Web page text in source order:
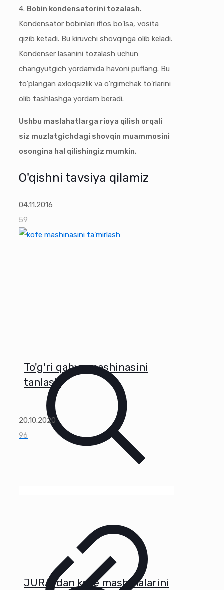
4. Bobin kondensatorini tozalash.
Kondensator bobinlari iflos bo'lsa, vosita
qizib ketadi. Bu kiruvchi shovqinga olib keladi.
Kondenser lasanini tozalash uchun
changyutgich yordamida havoni puflang. Bu
to'plangan axloqsizlik va o'rgimchak to'rlarini
olib tashlashga yordam beradi.
Ushbu maslahatlarga rioya qilish orqali
siz muzlatgichdagi shovqin muammosini
osongina hal qilishingiz mumkin.
O'qishni tavsiya qilamiz
04.11.2016
59
To'g'ri qahva mashinasini
tanlash
20.10.2020
96
JURA-dan kofe mashinalarini